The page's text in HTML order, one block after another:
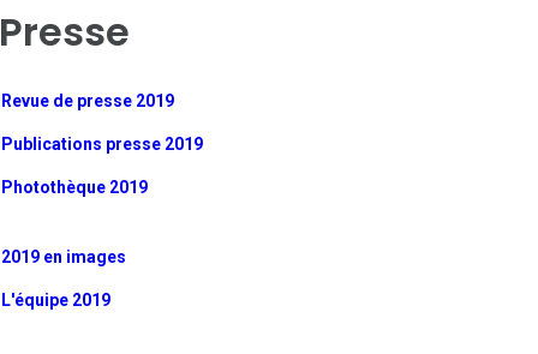
Presse
Revue de presse 2019
Publications presse 2019
Photothèque 2019
2019 en images
L'équipe 2019